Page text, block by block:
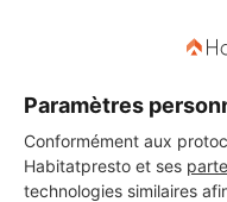
Paramètres
Conformément aux
Habitatpresto et ses
technologies similaires
PAS
Vous souhaitez réaliser
choisir ? Demandez des